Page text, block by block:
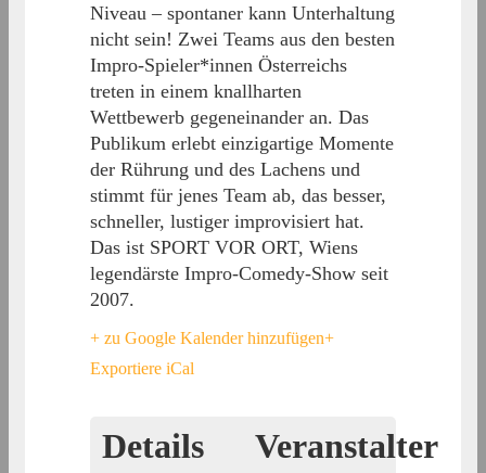
Niveau – spontaner kann Unterhaltung
nicht sein! Zwei Teams aus den besten
Impro-Spieler*innen Österreichs
treten in einem knallharten
Wettbewerb gegeneinander an. Das
Publikum erlebt einzigartige Momente
der Rührung und des Lachens und
stimmt für jenes Team ab, das besser,
schneller, lustiger improvisiert hat.
Das ist SPORT VOR ORT, Wiens
legendärste Impro-Comedy-Show seit
2007.
+ zu Google Kalender hinzufügen+
Exportiere iCal
Details Veranstalter